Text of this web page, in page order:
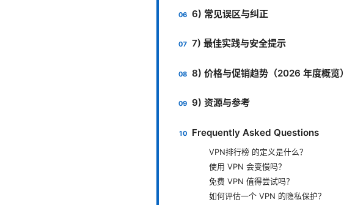
6) 常见误区与纠正
7) 最佳实践与安全提示
8) 价格与促销趋势（2026 年度概览）
9) 资源与参考
Frequently Asked Questions
VPN排行榜 的定义是什么？
使用 VPN 会变慢吗？
免费 VPN 值得尝试吗？
如何评估一个 VPN 的隐私保护？